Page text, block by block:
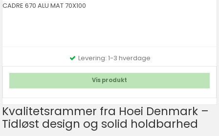
CADRE 670 ALU MAT 70X100
Levering: 1-3 hverdage
Vis produkt
Kvalitetsrammer fra Hoei Denmark –
Tidløst design og solid holdbarhed